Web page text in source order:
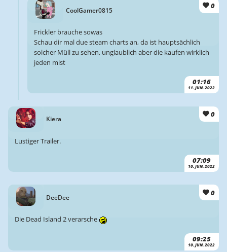
CoolGamer0815
0
01:16
11. JUN. 2022
Frickler brauche sowas
Schau dir mal due steam charts an, da ist hauptsächlich
solcher Müll zu sehen, unglaublich aber die kaufen wirklich
jeden mist
Kiera
0
07:09
10. JUN. 2022
Lustiger Trailer.
DeeDee
0
09:25
10. JUN. 2022
Die Dead Island 2 verarsche